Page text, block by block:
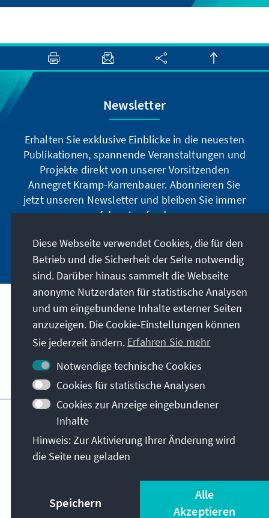
Newsletter
Erhalten Sie exklusive Einblicke in die neuesten
Publikationen, spannende Veranstaltungen und
Projekte direkt von unserer Vorsitzenden
Annegret Kramp-Karrenbauer. Abonnieren Sie
jetzt unseren Newsletter und bleiben Sie immer
auf dem Laufenden.
Jetzt abonnieren
Unser Auftrag
Kontakt
Weitere Angebote der Stiftung
Impressum
Datenschutz
Nutzungsbedingungen
Erklärung zur Barrierefreiheit
Barriere melden
Sitemap
© Konrad-Adenauer-Stiftung e.V. 2026
Diese Webseite verwendet Cookies, die für den
Betrieb und die Sicherheit der Seite notwendig
sind. Darüber hinaus sammelt die Webseite
anonyme Nutzerdaten für statistische Analysen
und um eingebundene Inhalte externer Seiten
anzuzeigen. Die Cookie-Einstellungen können
Sie jederzeit ändern. Erfahren Sie mehr
Notwendige technische Cookies
Cookies für statistische Analysen
Cookies zur Anzeige eingebundener
Inhalte
Hinweis: Zur Aktivierung Ihrer Änderung wird
die Seite neu geladen
Speichern
Alle
Akzeptieren